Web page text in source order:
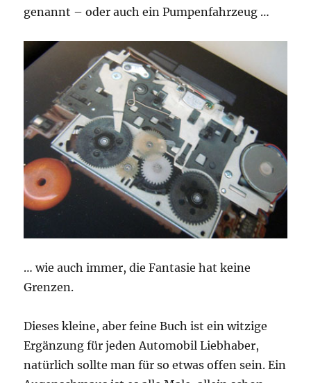
genannt – oder auch ein Pumpenfahrzeug …
… wie auch immer, die Fantasie hat keine
Grenzen.
Dieses kleine, aber feine Buch ist ein witzige
Ergänzung für jeden Automobil Liebhaber,
natürlich sollte man für so etwas offen sein. Ein